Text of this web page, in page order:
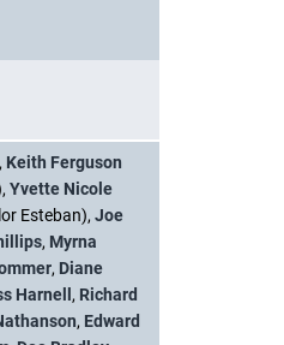
Keith Ferguson
Yvette Nicole
Esteban), Joe
, Myrna
, Diane
Harnell , Richard
, Edward